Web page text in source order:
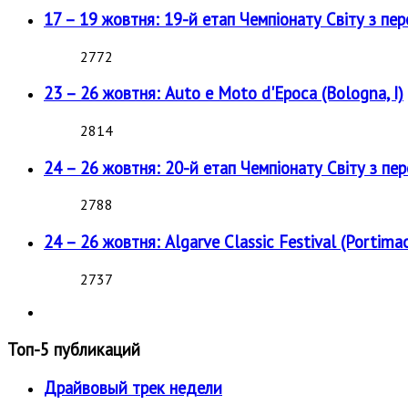
17 – 19 жовтня: 19-й етап Чемпіонату Світу з
2772
23 – 26 жовтня: Auto e Moto d'Epoca (Bologna, I)
2814
24 – 26 жовтня: 20-й етап Чемпіонату Світу з
2788
24 – 26 жовтня: Algarve Classic Festival
2737
Топ-5 публикаций
Драйвовый трек недели